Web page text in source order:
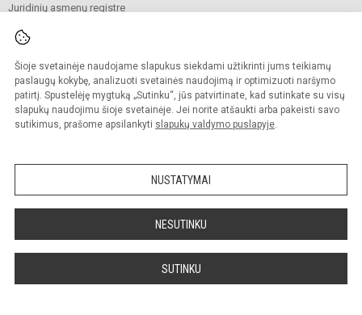
Šioje svetainėje naudojame slapukus siekdami užtikrinti jums teikiamų
paslaugų kokybę, analizuoti svetainės naudojimą ir optimizuoti naršymo
patirtį. Spustelėję mygtuką „Sutinku“, jūs patvirtinate, kad sutinkate su visų
slapukų naudojimu šioje svetainėje. Jei norite atšaukti arba pakeisti savo
sutikimus, prašome apsilankyti slapukų valdymo puslapyje.
NUSTATYMAI
NESUTINKU
SUTINKU
Juridinių asmenų registre
© 2021. Trakų Vytauto Didžiojo gimnazija. Visos teisės saugomos.
Kopijuoti turinį be raštiško gimnazijos sutikimo griežtai draudžiama.
Prieinamumo paraiška Slapukų valdymas